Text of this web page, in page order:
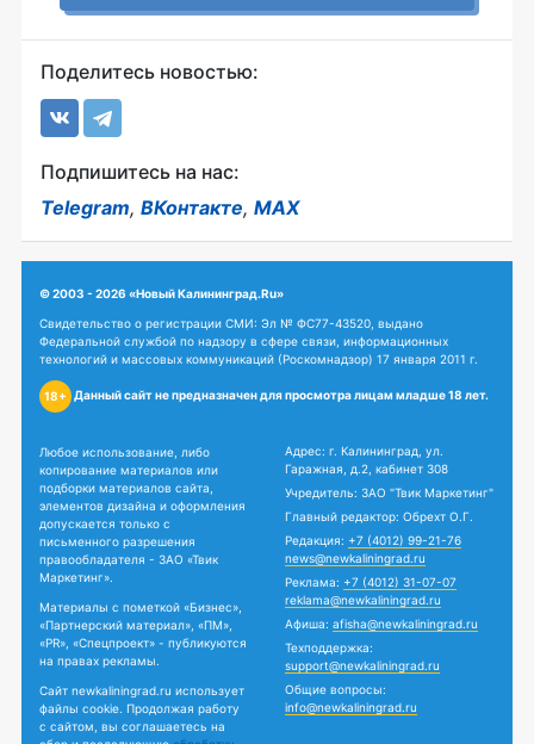
Поделитесь новостью:
Подпишитесь на нас:
Telegram, ВКонтакте, MAX
© 2003 - 2026 «Новый Калининград.Ru»
Свидетельство о регистрации СМИ: Эл № ФС77-43520, выдано
Федеральной службой по надзору в сфере связи, информационных
технологий и массовых коммуникаций (Роскомнадзор) 17 января 2011 г.
18+ Данный сайт не предназначен для просмотра лицам младше 18 лет.
Любое использование, либо
копирование материалов или
подборки материалов сайта,
элементов дизайна и оформления
допускается только с
письменного разрешения
правообладателя - ЗАО «Твик
Маркетинг».
Материалы с пометкой «Бизнес»,
«Партнерский материал», «ПМ»,
«PR», «Спецпроект» - публикуются
на правах рекламы.
Сайт newkaliningrad.ru использует
файлы cookie. Продолжая работу
с сайтом, вы соглашаетесь на
Адрес: г. Калининград, ул.
Гаражная, д.2, кабинет 308
Учредитель: ЗАО "Твик Маркетинг"
Главный редактор: Обрехт О.Г.
Редакция: +7 (4012) 99-21-76
news@newkaliningrad.ru
Реклама: +7 (4012) 31-07-07
reklama@newkaliningrad.ru
Афиша: afisha@newkaliningrad.ru
Техподдержка:
support@newkaliningrad.ru
Общие вопросы:
info@newkaliningrad.ru